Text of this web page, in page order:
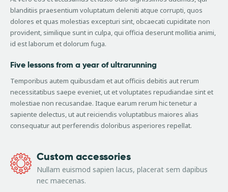
blanditiis praesentium voluptatum deleniti atque corrupti, quos
dolores et quas molestias excepturi sint, obcaecati cupiditate non
provident, similique sunt in culpa, qui officia deserunt mollitia animi,
id est laborum et dolorum fuga.
Five lessons from a year of ultrarunning
Temporibus autem quibusdam et aut officiis debitis aut rerum
necessitatibus saepe eveniet, ut et voluptates repudiandae sint et
molestiae non recusandae. Itaque earum rerum hic tenetur a
sapiente delectus, ut aut reiciendis voluptatibus maiores alias
consequatur aut perferendis doloribus asperiores repellat.
Custom accessories
Nullam euismod sapien lacus, placerat sem dapibus
nec maecenas.